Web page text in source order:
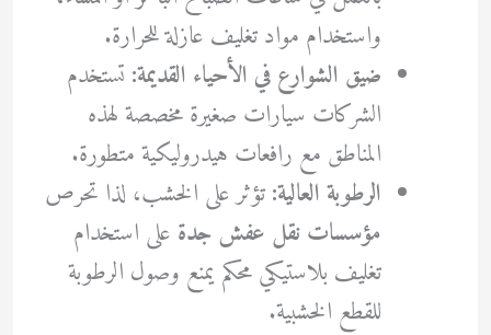
واستخدام مواد تغليف عازلة للحرارة.
ضيق الشوارع في الأحياء القديمة: تستخدم
الشركات سيارات صغيرة مخصصة لهذه
المناطق مع رافعات هيدروليكية متطورة.
الرطوبة العالية:تؤثر على الخشب، لذا تحرص
مؤسسات نقل عفش جدة على استخدام
تغليف بلاستيكي محكم يمنع وصول الرطوبة
للقطع الخشبية.